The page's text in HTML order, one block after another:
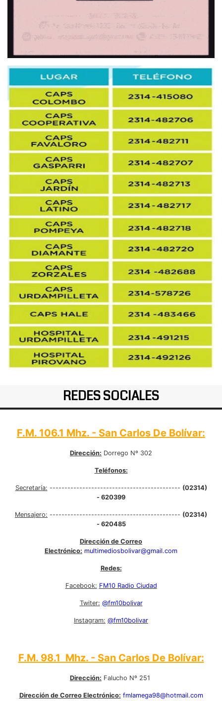
REDES SOCIALES
F.M. 106.1 Mhz. - San Carlos De Bolívar:
Dirección: Dorrego Nº 302
Teléfonos:
Secretaría: -------------------------------------------- (02314)
- 620399
Mensajero: -------------------------------------------- (02314)
- 620485
Dirección de Correo
Electrónico: multimediosbolivar@gmail.com
Redes:
Facebook: FM10 Radio Ciudad
Twiter: @fm10bolivar
Instagram: @fm10bolivar
F.M. 98.1 Mhz. - San Carlos De Bolívar:
Dirección: Falucho Nº 251
Dirección de Correo Electrónico: fmlamega98@hotmail.com